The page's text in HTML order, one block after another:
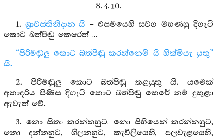
8. 4. 10.
1. ශ්‍රාවස්තිනිදාන යි – එසමයෙහි සවග මහණහු දිගැටි
කොට බත්පිඬු කෙරෙත් ...
“පිරිමඬුලු කොට බත්පිඬු කරන්නෙමි යි හික්මියැ යුතු”
යි.
2. පිරිමඬුලු කොට බත්පිඬු කළයුතු යි. යමෙක්
අනාදරිය පිණිස දිගැටි කොට බත්පිඬු කෙරේ නම් දුකුළා
ඇවැත් වේ.
3. නො සිතා කරන්නහුට, නො සිහියෙන් කරන්නහුට,
නො දන්නහුට, ගිලනහුට, කැවිලියෙහි, පලවැළයෙහි,